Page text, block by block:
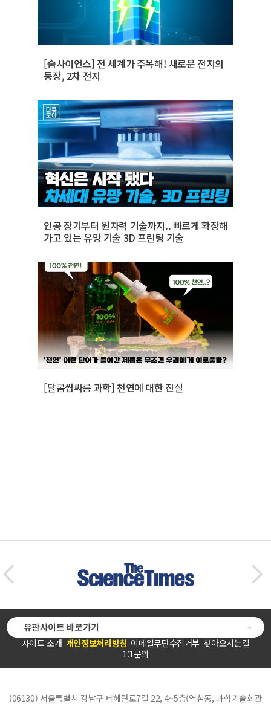
[숨사이언스] 전 세계가 주목해! 새로운 전지의
등장, 2차 전지
인공 장기부터 원자력 기술까지.. 빠르게 확장해
가고 있는 유망 기술 3D 프린팅 기술
[달콤쌉싸름 과학] 천연에 대한 진실
사이트 소개 개인정보처리방침 이메일무단수집거부 찾아오시는길
1:1문의
유관사이트 바로가기
(06130) 서울특별시 강남구 테헤란로7길 22, 4~5층(역삼동, 과학기술회관